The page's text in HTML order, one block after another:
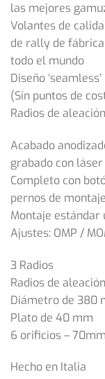
las mejores
Volantes de
de rally de
todo el mundo
Diseño
(Sin puntos de
Radios de
Acabado
grabado con láser
Completo con
pernos de
Montaje estándar
Ajustes: OMP /
3 Radios
Radios de
Diámetro de 380
Plato de 40 mm
6 orificios –
Hecho en Italia